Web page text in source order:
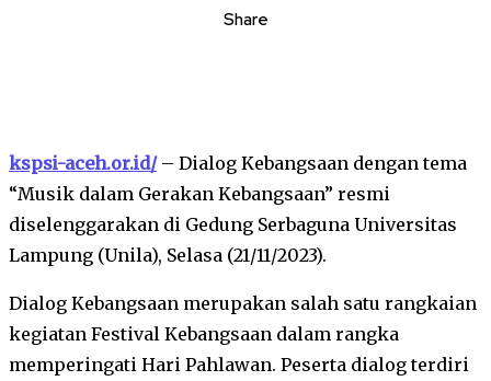
Share
kspsi-aceh.or.id/– Dialog Kebangsaan dengan tema
“Musik dalam Gerakan Kebangsaan” resmi
diselenggarakan di Gedung Serbaguna Universitas
Lampung (Unila), Selasa (21/11/2023).
Dialog Kebangsaan merupakan salah satu rangkaian
kegiatan Festival Kebangsaan dalam rangka
memperingati Hari Pahlawan. Peserta dialog terdiri